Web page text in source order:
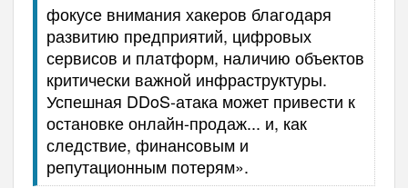
фокусе внимания хакеров благодаря
развитию предприятий, цифровых
сервисов и платформ, наличию объектов
критически важной инфраструктуры.
Успешная DDoS-атака может привести к
остановке онлайн-продаж... и, как
следствие, финансовым и
репутационным потерям».